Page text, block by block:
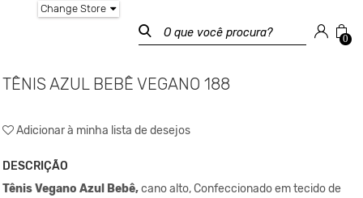
Change Store
0
TÊNIS AZUL BEBÊ VEGANO 188
Adicionar à minha lista de desejos
DESCRIÇÃO
Tênis Vegano Azul Bebê,cano alto, Confeccionado em tecido de